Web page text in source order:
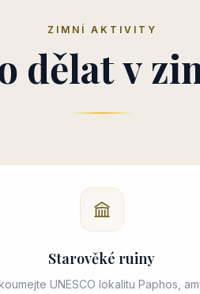
ZIMNÍ AKTIVITY
dělat v
Starověké ruiny
UNESCO lokalitu Paphos,